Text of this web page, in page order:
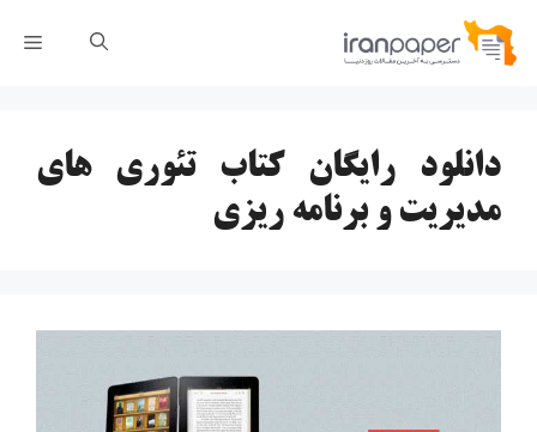
پرش
دانلود رایگان کتاب تئوری های
مدیریت و برنامه ریزی